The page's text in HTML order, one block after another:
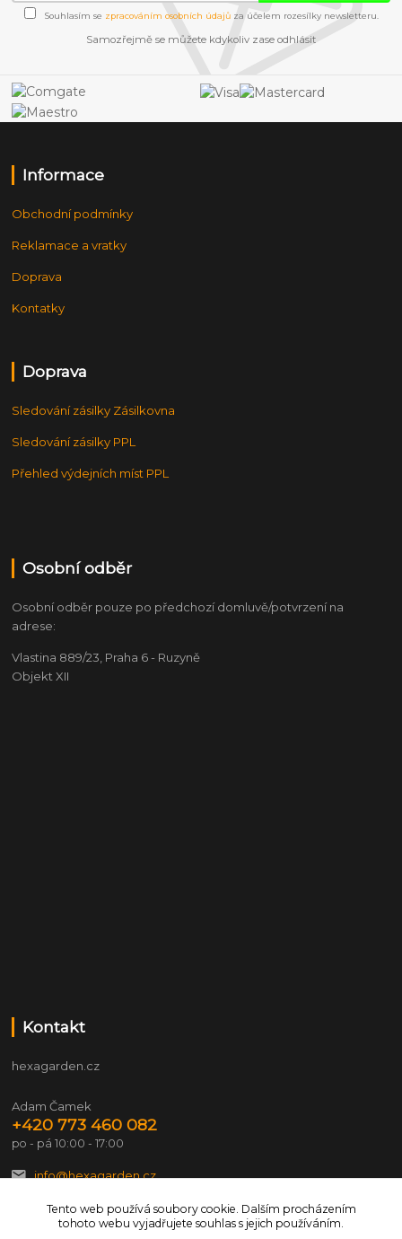
Souhlasím se zpracováním osobních údajůza účelem rozesílky newsletteru.
Samozřejmě se můžete kdykoliv zase odhlásit
Informace
Obchodní podmínky
Reklamace a vratky
Doprava
Kontatky
Doprava
Sledování zásilky Zásilkovna
Sledování zásilky PPL
Přehled výdejních míst PPL
Osobní odběr
Osobní odběr pouze po předchozí domluvě/potvrzení na
adrese:
Vlastina 889/23, Praha 6 - Ruzyně
Objekt XII
Kontakt
hexagarden.cz
Adam Čamek
+420 773 460 082
po - pá 10:00 - 17:00
info@hexagarden.cz
Tento web používá soubory cookie. Dalším procházením
tohoto webu vyjadřujete souhlas s jejich používáním.